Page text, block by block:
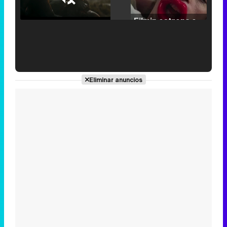
Unmute /
25.30%
'120 Minutos' celebra sus 2.000 programas en Telemadrid con un vídeo del día a día en la redacción
Eliminar anuncios